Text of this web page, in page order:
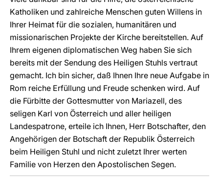
Katholiken und zahlreiche Menschen guten Willens in
Ihrer Heimat für die sozialen, humanitären und
missionarischen Projekte der Kirche bereitstellen. Auf
Ihrem eigenen diplomatischen Weg haben Sie sich
bereits mit der Sendung des Heiligen Stuhls vertraut
gemacht. Ich bin sicher, daß Ihnen Ihre neue Aufgabe in
Rom reiche Erfüllung und Freude schenken wird. Auf
die Fürbitte der Gottesmutter von Mariazell, des
seligen Karl von Österreich und aller heiligen
Landespatrone, erteile ich Ihnen, Herr Botschafter, den
Angehörigen der Botschaft der Republik Österreich
beim Heiligen Stuhl und nicht zuletzt Ihrer werten
Familie von Herzen den Apostolischen Segen.